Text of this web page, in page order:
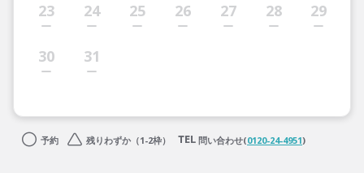
23 24 25 26 27 28 29
30 31
予約 残りわずか（1-2枠） 問い合わせ(0120-24-4951)